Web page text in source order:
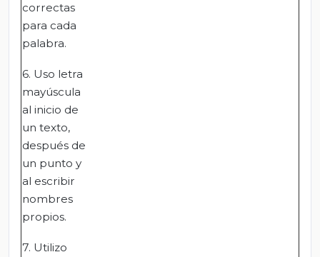
correctas
para cada
palabra.
6. Uso letra
mayúscula
al inicio de
un texto,
después de
un punto y
al escribir
nombres
propios.
7. Utilizo